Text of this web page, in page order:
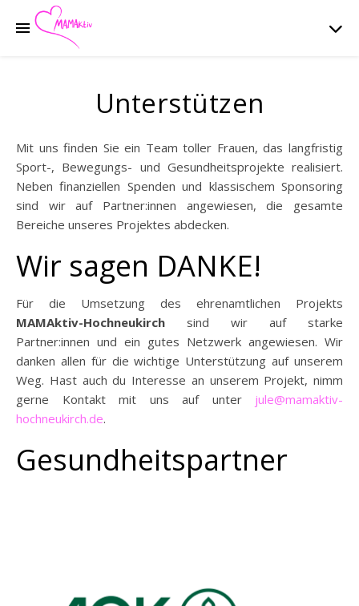
Unterstützen
Mit uns finden Sie ein Team toller Frauen, das langfristig
Sport-, Bewegungs- und Gesundheitsprojekte realisiert.
Neben finanziellen Spenden und klassischem Sponsoring
sind wir auf Partner:innen angewiesen, die gesamte
Bereiche unseres Projektes abdecken.
Wir sagen DANKE!
Für die Umsetzung des ehrenamtlichen Projekts
MAMAktiv-Hochneukirch sind wir auf starke
Partner:innen und ein gutes Netzwerk angewiesen. Wir
danken allen für die wichtige Unterstützung auf unserem
Weg. Hast auch du Interesse an unserem Projekt, nimm
gerne Kontakt mit uns auf unter jule@mamaktiv-
hochneukirch.de.
Gesundheitspartner